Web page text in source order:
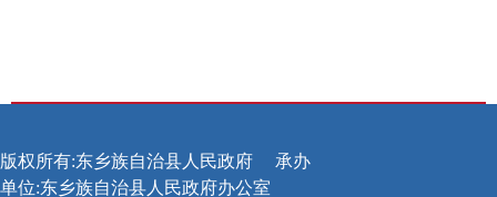
版权所有:东乡族自治县人民政府
承办
单位:东乡族自治县人民政府办公室